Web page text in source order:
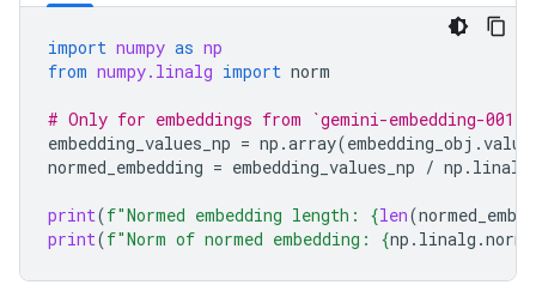
import numpy as np
from numpy.linalg import norm
# Only for embeddings from `gemini-embedding-001`
embedding_values_np = np .array(embedding_obj .
normed_embedding = embedding_values_np / np . linalg
print(f"Normed embedding length: {len(
print(f"Norm of normed embedding: {np . linalg .norm